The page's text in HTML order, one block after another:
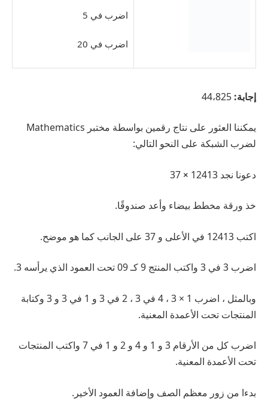
اضرب في 5
اضرب في 20
إجابة:
يمكننا العثور على نتاج رقمين بواسطة مختبر Mathematics
لضرب الشبكة على النحو التالي:
دعونا نجد 12413 ×
37
خذ ورقة مخطط بيضاء وأعد صندوقًا.
اكتب 12413 في الأعلى و 37 على الجانب كما هو موضح.
اضرب 3 في 3 واكتب المنتج 9 كـ 09 تحت العمود الذي يرأسه 3.
وبالمثل ، اضرب 1 × 3 ، 4 في 3 ، 2 في 3 و 1 في 3 و 3 وكتابة
المنتجات تحت الأعمدة المعنية.
اضرب كل من الأرقام 3 و 1 و 4 و 2 و 1 في 7 واكتب المنتجات
تحت الأعمدة المعنية.
بدءا من زور معظم الصف وإضافة العمود الأخير.